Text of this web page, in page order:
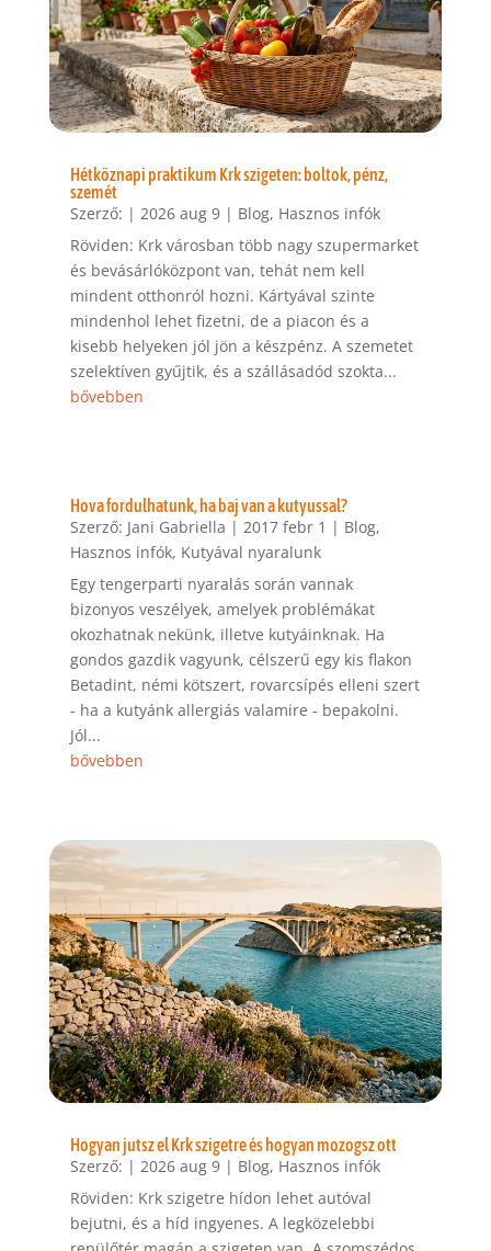
Hétköznapi praktikum Krk szigeten: boltok, pénz,
szemét
Szerző: | 2026 aug 9| Blog, Hasznos infók
Röviden: Krk városban több nagy szupermarket
és bevásárlóközpont van, tehát nem kell
mindent otthonról hozni. Kártyával szinte
mindenhol lehet fizetni, de a piacon és a
kisebb helyeken jól jön a készpénz. A szemetet
szelektíven gyűjtik, és a szállásadód szokta...
bővebben
Hova fordulhatunk, ha baj van a kutyussal?
Szerző: Jani Gabriella | 2017 febr 1 | Blog,
Hasznos infók, Kutyával nyaralunk
Egy tengerparti nyaralás során vannak
bizonyos veszélyek, amelyek problémákat
okozhatnak nekünk, illetve kutyáinknak. Ha
gondos gazdik vagyunk, célszerű egy kis flakon
Betadint, némi kötszert, rovarcsípés elleni szert
- ha a kutyánk allergiás valamire - bepakolni.
Jól...
bővebben
Hogyan jutsz el Krk szigetre és hogyan mozogsz ott
Szerző: | 2026 aug 9| Blog, Hasznos infók
Röviden: Krk szigetre hídon lehet autóval
bejutni, és a híd ingyenes. A legközelebbi